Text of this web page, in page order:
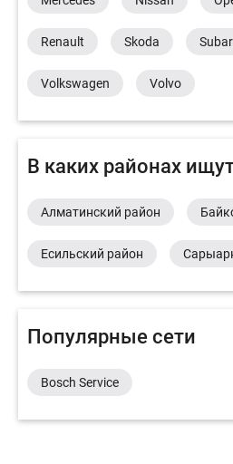
Renault Skoda
Volkswagen Volvo
В каких районах
Алматинский район
Есильский район
Популярные сети
Bosch Service